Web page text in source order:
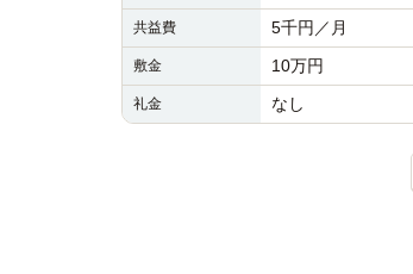
共益費 5千円／月
敷金 10万円
礼金 なし